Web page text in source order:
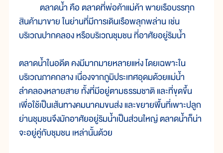
ตลาดน้ำ คือ ตลาดที่พ่อค้าแม่ค้า พายเรือบรรทุก
สินค้ามาขาย ในย่านที่มีการเดินเรือพลุกพล่าน เช่น
บริเวณปากคลอง หรือบริเวณชุมชน ที่อาศัยอยู่ริมน้ำ
ตลาดน้ำในอดีต คงมีมากมายหลายแห่ง โดยเฉพาะใน
บริเวณภาคกลาง เนื่องจากภูมิประเทศอุดมด้วยแม่น้ำ
ลำคลองหลายสาย ทั้งที่มีอยู่ตามธรรมชาติ และที่ขุดขึ้น
เพื่อใช้เป็นเส้นทางคมนาคมขนส่ง และขยายพื้นที่เพาะปลูก
ย่านชุมชนจึงมักอาศัยอยู่ริมน้ำเป็นส่วนใหญ่ ตลาดน้ำก็น่า
จะอยู่คู่กับชุมชน เหล่านั้นด้วย